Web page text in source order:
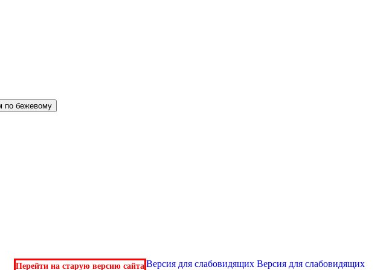
по бежевому
Перейти на старую версию сайта Версия для слабовидящихВерсия для слабовидящих